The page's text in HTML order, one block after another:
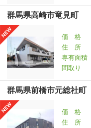
群馬県高崎市竜見町
価 格
住 所
専有面積
間取り
群馬県前橋市元総社町
価 格
住 所